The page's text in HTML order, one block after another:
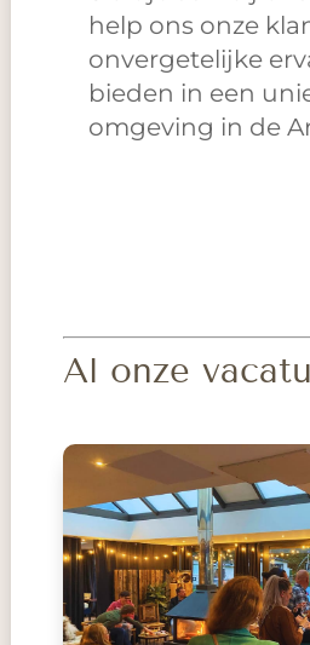
help ons onze
onvergetelijke
bieden in een
omgeving in de
Al onze